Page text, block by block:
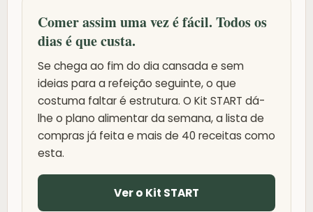
Comer assim uma vez é fácil. Todos os
dias é que custa.
Se chega ao fim do dia cansada e sem
ideias para a refeição seguinte, o que
costuma faltar é estrutura. O Kit START dá-
lhe o plano alimentar da semana, a lista de
compras já feita e mais de 40 receitas como
esta.
Ver o Kit START